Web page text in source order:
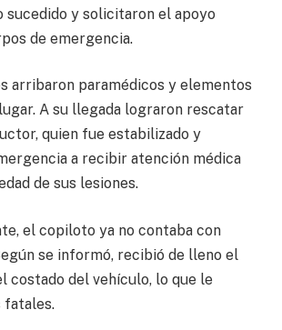
sucedido y solicitaron el apoyo
de emergencia.
arribaron paramédicos y elementos
A su llegada lograron rescatar
quien fue estabilizado y
a recibir atención médica
de sus lesiones.
el copiloto ya no contaba con
se informó, recibió de lleno el
costado del vehículo, lo que le
fatales.